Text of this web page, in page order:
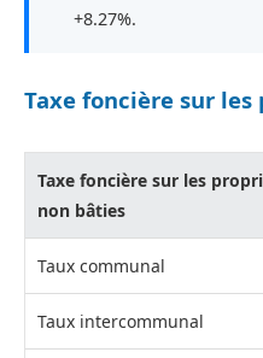
+8.27%.
Taxe foncière sur
Taxe foncière sur les
non bâties
Taux communal
Taux intercommunal